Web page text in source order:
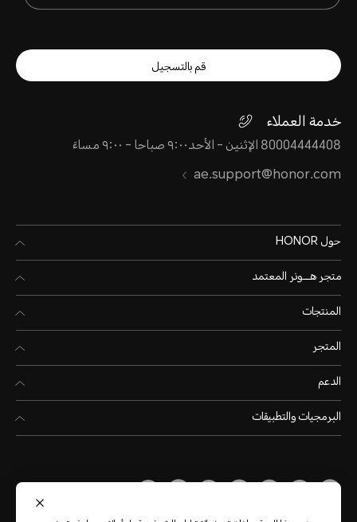
قم بالتسجيل
خدمة العملاء
80004444408 الإثنين - الأحد٩:٠٠ صباحا - ٩:٠٠ مساءً
ae.support@honor.com
حول HONOR
متجر هـــونر المعتمد
المنتجات
المتجر
الدعم
البرمجيات والتطبيقات